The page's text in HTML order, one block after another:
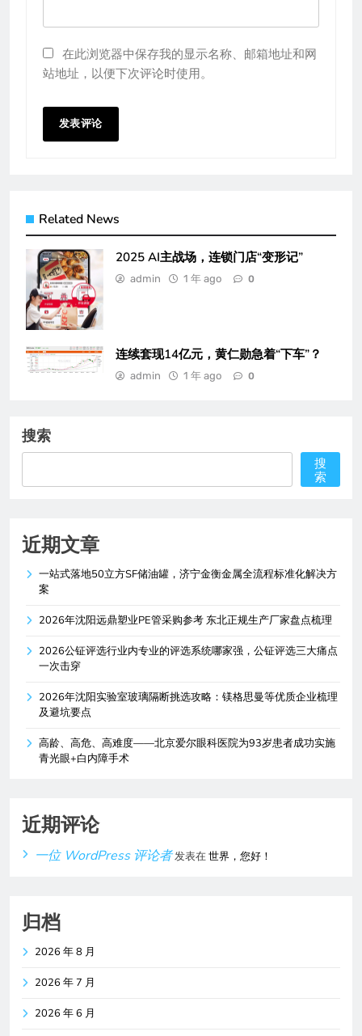
在此浏览器中保存我的显示名称、邮箱地址和网
站地址，以便下次评论时使用。
Related News
2025 AI主战场，连锁门店“变形记”
admin 1 年 ago 0
连续套现14亿元，黄仁勋急着“下车”？
admin 1 年 ago 0
搜索
搜
索
近期文章
一站式落地50立方SF储油罐，济宁金衡金属全流程标准化解决方
案
2026年沈阳远鼎塑业PE管采购参考 东北正规生产厂家盘点梳理
2026公钲评选行业内专业的评选系统哪家强，公钲评选三大痛点
一次击穿
2026年沈阳实验室玻璃隔断挑选攻略：镁格思曼等优质企业梳理
及避坑要点
高龄、高危、高难度——北京爱尔眼科医院为93岁患者成功实施
青光眼+白内障手术
近期评论
一位 WordPress 评论者发表在世界，您好！
归档
2026 年 8 月
2026 年 7 月
2026 年 6 月